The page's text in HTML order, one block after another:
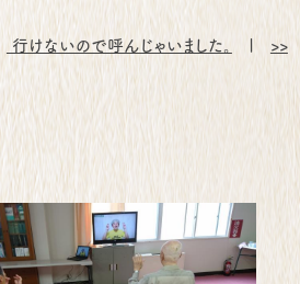
行けないので呼んじゃいました。 >>